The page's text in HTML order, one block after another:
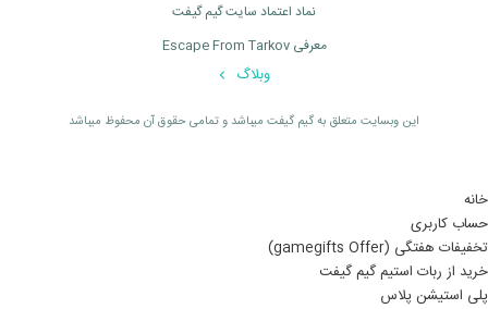
نماد اعتماد سایت گیم گیفت
معرفی Escape From Tarkov
وبلاگ
اين وبسايت متعلق به گیم گیفت ميباشد و تمامی حقوق آن محفوظ ميباشد
خانه
حساب کاربری
تخفیفات هفتگی (gamegifts Offer)
خرید از ربات استیم گیم گیفت
پلی استیشن پلاس